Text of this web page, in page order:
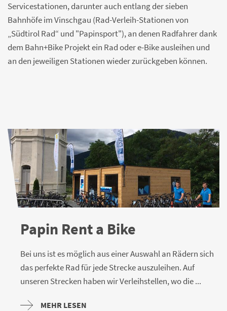
Servicestationen, darunter auch entlang der sieben
Bahnhöfe im Vinschgau (Rad-Verleih-Stationen von
„Südtirol Rad“ und "Papinsport"), an denen Radfahrer dank
dem Bahn+Bike Projekt ein Rad oder e-Bike ausleihen und
an den jeweiligen Stationen wieder zurückgeben können.
Papin Rent a Bike
Bei uns ist es möglich aus einer Auswahl an Rädern sich
das perfekte Rad für jede Strecke auszuleihen. Auf
unseren Strecken haben wir Verleihstellen, wo die ...
MEHR LESEN